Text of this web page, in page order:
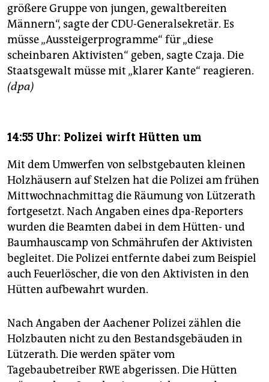
größere Gruppe von jungen, gewaltbereiten
Männern“, sagte der CDU-Generalsekretär. Es
müsse „Aussteigerprogramme“ für „diese
scheinbaren Aktivisten“ geben, sagte Czaja. Die
Staatsgewalt müsse mit „klarer Kante“ reagieren.
(dpa)
14:55 Uhr: Polizei wirft Hütten um
Mit dem Umwerfen von selbstgebauten kleinen
Holzhäusern auf Stelzen hat die Polizei am frühen
Mittwochnachmittag die Räumung von Lützerath
fortgesetzt. Nach Angaben eines dpa-Reporters
wurden die Beamten dabei in dem Hütten- und
Baumhauscamp von Schmährufen der Aktivisten
begleitet. Die Polizei entfernte dabei zum Beispiel
auch Feuerlöscher, die von den Aktivisten in den
Hütten aufbewahrt wurden.
Nach Angaben der Aachener Polizei zählen die
Holzbauten nicht zu den Bestandsgebäuden in
Lützerath. Die werden später vom
Tagebaubetreiber RWE abgerissen. Die Hütten